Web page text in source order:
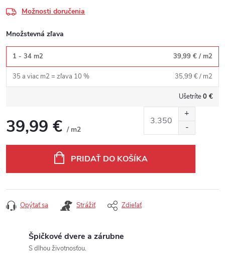
Možnosti doručenia
Množstevná zľava
1 - 34 m2 39,99 € / m2
35 a viac m2 = zľava 10 % 35,99 €/ m2
Ušetríte0 €
39,99 € / m2
PRIDAŤ DO KOŠÍKA
Opýtať sa Strážiť Zdieľať
Špičkové dvere a zárubne
S dlhou životnosťou.